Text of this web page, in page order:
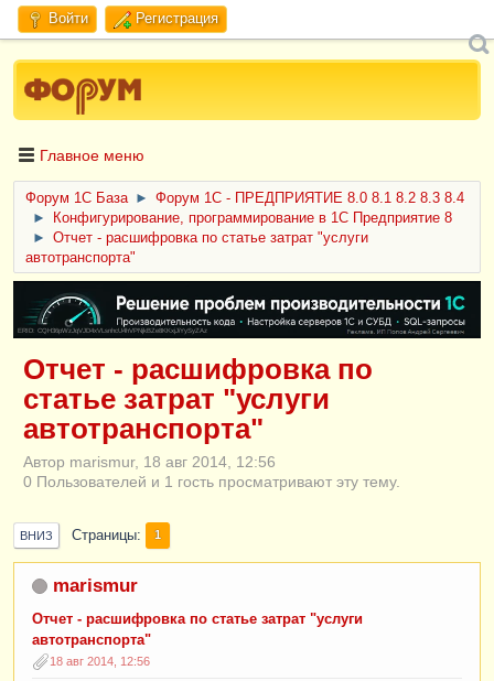
Войти Регистрация
Главное меню
Форум 1C База ►
Форум 1С - ПРЕДПРИЯТИЕ 8.0 8.1 8.2 8.3 8.4
►
Конфигурирование, программирование в 1С Предприятие 8
►
Отчет - расшифровка по статье затрат "услуги
автотранспорта"
ERID: CQH36pWzJqVJD4xVLsnhcU4hVPNjkBZe8KKxjJiYySyZAz
Отчет - расшифровка по
статье затрат "услуги
автотранспорта"
Автор marismur, 18 авг 2014, 12:56
0 Пользователей и 1 гость просматривают эту тему.
ВНИЗ Страницы 1
marismur
Отчет - расшифровка по статье затрат "услуги
автотранспорта"
18 авг 2014, 12:56